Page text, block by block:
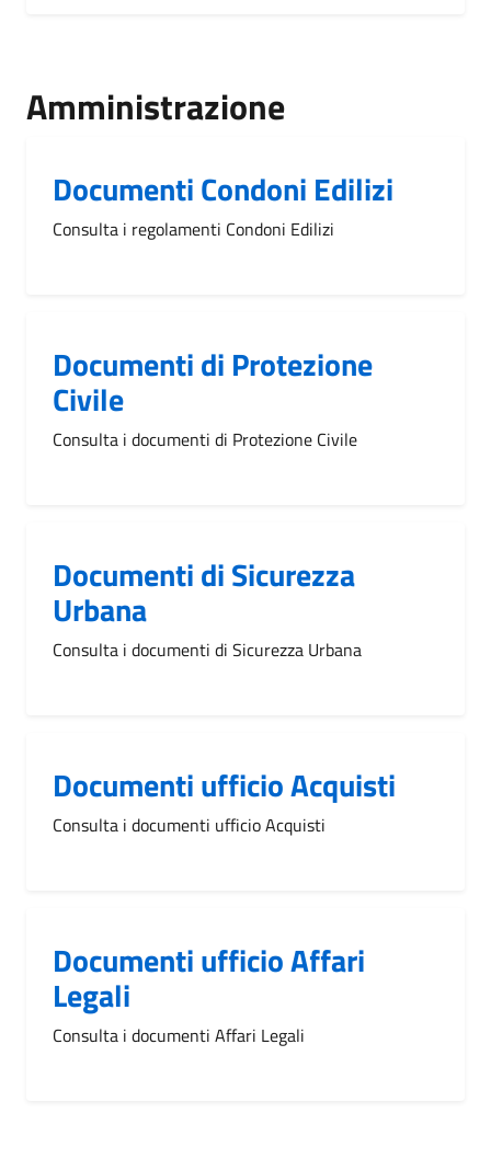
Amministrazione
Documenti Condoni Edilizi
Consulta i regolamenti Condoni Edilizi
Documenti di Protezione
Civile
Consulta i documenti di Protezione Civile
Documenti di Sicurezza
Urbana
Consulta i documenti di Sicurezza Urbana
Documenti ufficio Acquisti
Consulta i documenti ufficio Acquisti
Documenti ufficio Affari
Legali
Consulta i documenti Affari Legali